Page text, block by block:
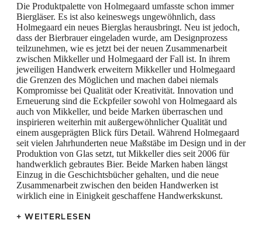
seit vielen Generationen dafür bekannt,
Spiegelungen in Glas zu erzeugen, und die
Kollektion mit Biergläsern von Holmegaard x
Mikkeller ist die perfekte Geschenkidee für
Bierliebhaber. Serviert in speziell
entworfenen Gläsern erleben Sie sowohl das
individuelle Bier als auch das volle Potenzial
des Glases.
Die Produktpalette von Holmegaard umfasste schon immer
Biergläser. Es ist also keineswegs ungewöhnlich, dass
Holmegaard ein neues Bierglas herausbringt. Neu ist jedoch,
dass der Bierbrauer eingeladen wurde, am Designprozess
teilzunehmen, wie es jetzt bei der neuen Zusammenarbeit
zwischen Mikkeller und Holmegaard der Fall ist. In ihrem
jeweiligen Handwerk erweitern Mikkeller und Holmegaard
die Grenzen des Möglichen und machen dabei niemals
Kompromisse bei Qualität oder Kreativität. Innovation und
Erneuerung sind die Eckpfeiler sowohl von Holmegaard als
auch von Mikkeller, und beide Marken überraschen und
inspirieren weiterhin mit außergewöhnlicher Qualität und
einem ausgeprägten Blick fürs Detail. Während Holmegaard
seit vielen Jahrhunderten neue Maßstäbe im Design und in der
Produktion von Glas setzt, tut Mikkeller dies seit 2006 für
handwerklich gebrautes Bier. Beide Marken haben längst
Einzug in die Geschichtsbücher gehalten, und die neue
Zusammenarbeit zwischen den beiden Handwerken ist
wirklich eine in Einigkeit geschaffene Handwerkskunst.
+ WEITERLESEN